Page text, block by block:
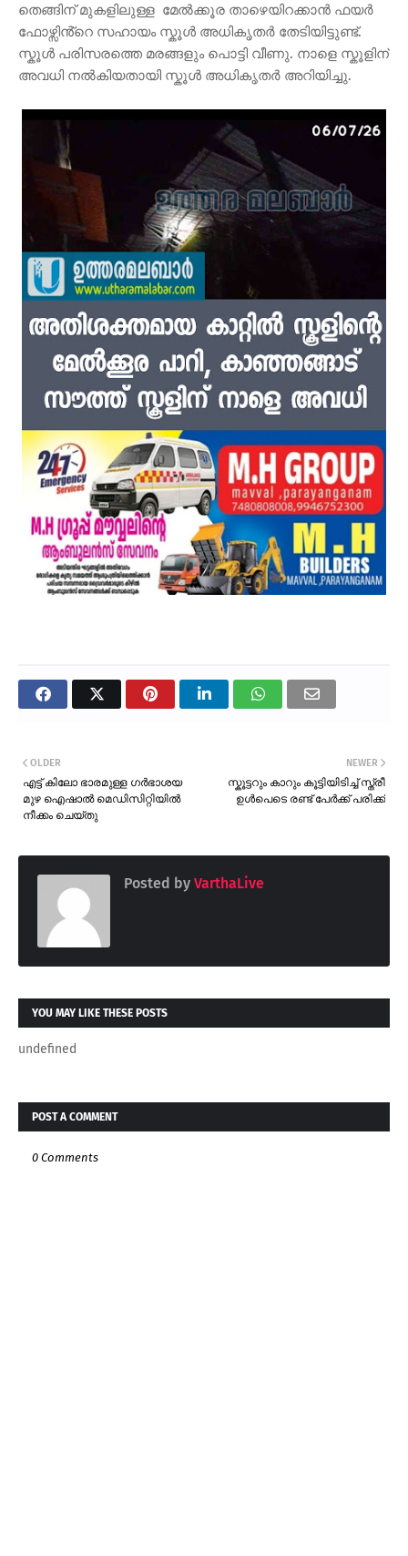
തെങ്ങിന് മുകളിലുള്ള മേൽക്കൂര താഴെയിറക്കാൻ ഫയർ
ഫോഴ്സിൻ്റെ സഹായം സ്കൂൾ അധികൃതർ തേടിയിട്ടുണ്ട്.
സ്കൂൾ പരിസരത്തെ മരങ്ങളും പൊട്ടി വീണു. നാളെ സ്കൂളിന്
അവധി നൽകിയതായി സ്കൂൾ അധികൃതർ അറിയിച്ചു.
NEWER
സ്കൂട്ടറും കാറും കൂട്ടിയിടിച്ച് സ്ത്രീ
ഉൾപെടെ രണ്ട് പേർക്ക് പരിക്ക്
OLDER
എട്ട് കിലോ ഭാരമുള്ള ഗർഭാശയ
മുഴ ഐഷാൽ മെഡിസിറ്റിയിൽ
നീക്കം ചെയ്തു
Posted by VarthaLive
YOU MAY LIKE THESE POSTS
undefined
POST A COMMENT
0 Comments